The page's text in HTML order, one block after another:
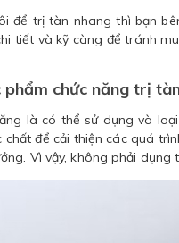
để trị tàn nhang thì bạn
tiết và kỹ càng để tránh
chức năng trị
là có thể sử dụng và
chất để cải thiện các quá
Vì vậy, không phải dụng